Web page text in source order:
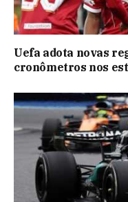
Uefa adota novas
cronômetros nos